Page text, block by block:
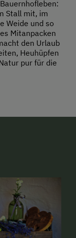
Stall mit, im
Weide und so
Mitanpacken
den Urlaub
Heuhüpfen
pur für die